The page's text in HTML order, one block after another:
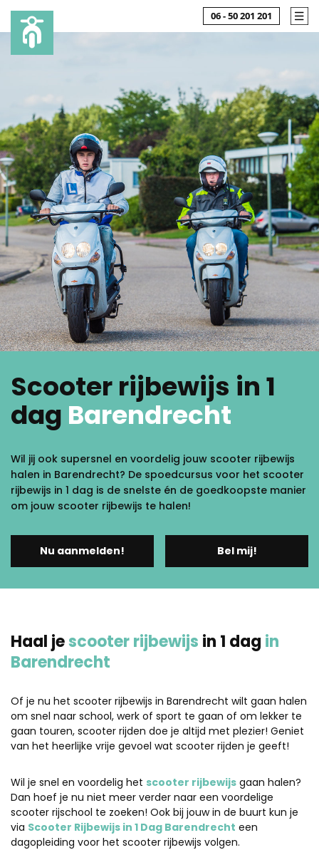
06 - 50 201 201
Scooter rijbewijs in 1
dag Barendrecht
Wil jij ook supersnel en voordelig jouw scooter rijbewijs
halen in Barendrecht? De spoedcursus voor het scooter
rijbewijs in 1 dag is de snelste én de goedkoopste manier
om jouw scooter rijbewijs te halen!
Nu aanmelden! Bel mij!
Haal jescooter rijbewijs in 1 dag in
Barendrecht
Of je nu het scooter rijbewijs in Barendrecht wilt gaan halen
om snel naar school, werk of sport te gaan of om lekker te
gaan touren, scooter rijden doe je altijd met plezier! Geniet
van het heerlijke vrije gevoel wat scooter rijden je geeft!
Wil je snel en voordelig het scooter rijbewijs gaan halen?
Dan hoef je nu niet meer verder naar een voordelige
scooter rijschool te zoeken! Ook bij jouw in de buurt kun je
via Scooter Rijbewijs in 1 Dag Barendrecht een
dagopleiding voor het scooter rijbewijs volgen.